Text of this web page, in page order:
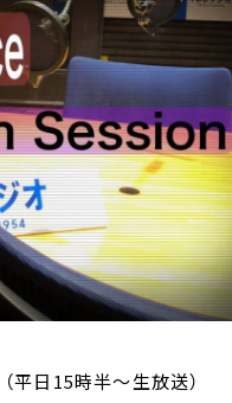
平日15時半～生放送）